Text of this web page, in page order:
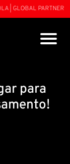
| GLOBAL PARTNER
para